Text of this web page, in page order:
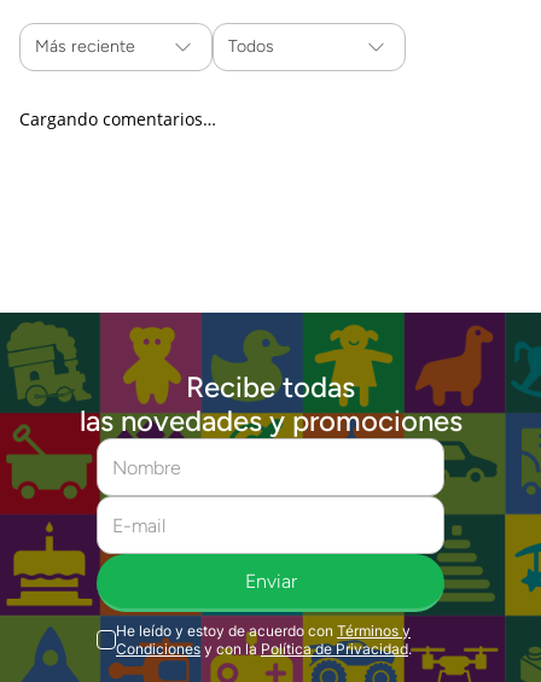
Más reciente Todos
Cargando comentarios…
Recibe todas
las novedades y promociones
Enviar
He leído y estoy de acuerdo con Términos y
Condiciones y con la Política de Privacidad.